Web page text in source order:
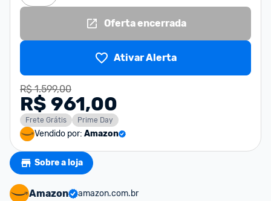
Oferta encerrada
Ativar Alerta
R$ 1.599,00
R$ 961,00
Frete Grátis Prime Day
Vendido por: Amazon
Sobre a loja
Amazon
amazon.com.br